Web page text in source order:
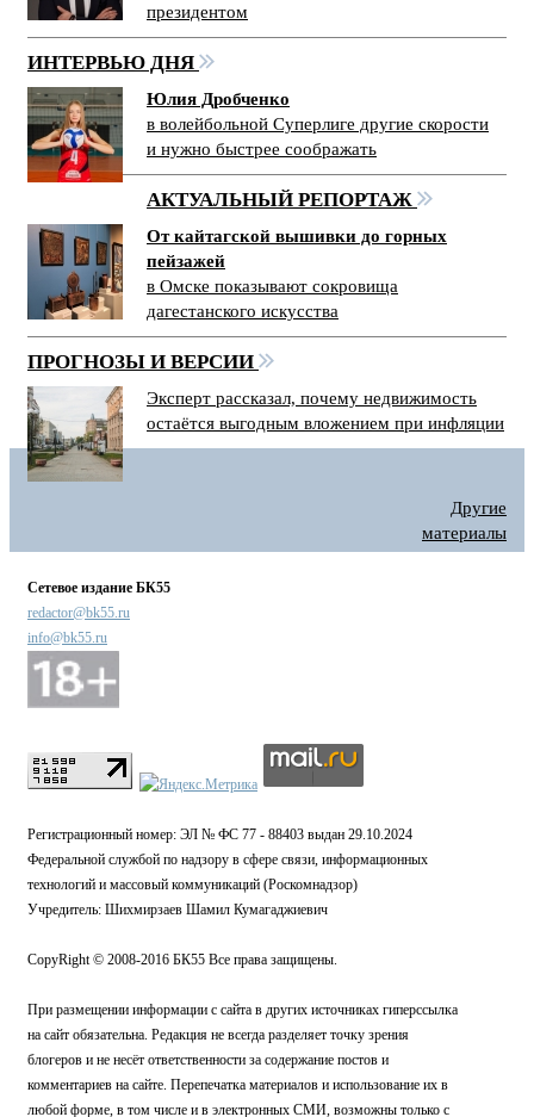
президентом
ИНТЕРВЬЮ ДНЯ
Юлия Дробченко
в волейбольной Суперлиге другие скорости
и нужно быстрее соображать
АКТУАЛЬНЫЙ РЕПОРТАЖ
От кайтагской вышивки до горных
пейзажей
в Омске показывают сокровища
дагестанского искусства
ПРОГНОЗЫ И ВЕРСИИ
Эксперт рассказал, почему недвижимость
остаётся выгодным вложением при инфляции
Другие
материалы
Сетевое издание БК55
redactor@bk55.ru
info@bk55.ru
Регистрационный номер: ЭЛ № ФС 77 - 88403 выдан 29.10.2024
Федеральной службой по надзору в сфере связи, информационных
технологий и массовый коммуникаций (Роскомнадзор)
Учредитель: Шихмирзаев Шамил Кумагаджиевич
CopyRight © 2008-2016 БК55 Все права защищены.
При размещении информации с сайта в других источниках гиперссылка
на сайт обязательна. Редакция не всегда разделяет точку зрения
блогеров и не несёт ответственности за содержание постов и
комментариев на сайте. Перепечатка материалов и использование их в
любой форме, в том числе и в электронных СМИ, возможны только с